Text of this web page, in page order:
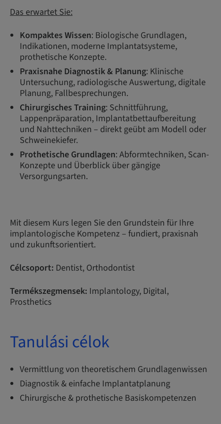
Das erwartet Sie:
Kompaktes Wissen: Biologische Grundlagen,
Indikationen, moderne Implantatsysteme,
prothetische Konzepte.
Praxisnahe Diagnostik & Planung: Klinische
Untersuchung, radiologische Auswertung, digitale
Planung, Fallbesprechungen.
Chirurgisches Training: Schnittführung,
Lappenpräparation, Implantatbettaufbereitung
und Nahttechniken – direkt geübt am Modell oder
Schweinekiefer.
Prothetische Grundlagen: Abformtechniken, Scan-
Konzepte und Überblick über gängige
Versorgungsarten.
Mit diesem Kurs legen Sie den Grundstein für Ihre
implantologische Kompetenz – fundiert, praxisnah
und zukunftsorientiert.
Célcsoport: Dentist, Orthodontist
Termékszegmensek: Implantology, Digital,
Prosthetics
Tanulási célok
Vermittlung von theoretischem Grundlagenwissen
Diagnostik & einfache Implantatplanung
Chirurgische & prothetische Basiskompetenzen